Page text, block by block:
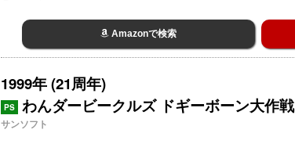
Amazonで検索
1999年 (21周年)
PS わんダービークルズ ドギーボーン大作戦
サンソフト